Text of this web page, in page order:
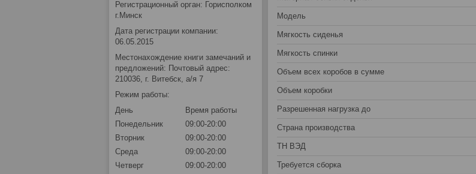
Модель
Мягкость сиденья
Мягкость спинки
Объем всех коробов в сумме
Объем коробки
Разрешенная нагрузка до
Страна производства
ТН ВЭД
Требуется сборка
Регистрационный орган: Горисполком
г.Минск
Дата регистрации компании:
06.05.2015
Местонахождение книги замечаний и
предложений: Почтовый адрес:
210036, г. Витебск, а/я 7
Режим работы:
День
Время работы
Понедельник
09:00-20:00
Вторник
09:00-20:00
Среда
09:00-20:00
Четверг
09:00-20:00